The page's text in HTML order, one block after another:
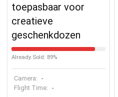
toepasbaar voor
creatieve
geschenkdozen
Already Sold: 89%
Camera: -
Flight Time: -